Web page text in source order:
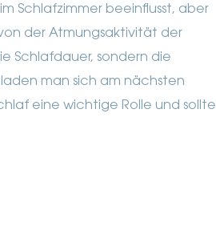
Schlafzimmer beeinflusst, aber
der Atmungsaktivität der
Schlafdauer, sondern die
man sich am nächsten
eine wichtige Rolle und sollte